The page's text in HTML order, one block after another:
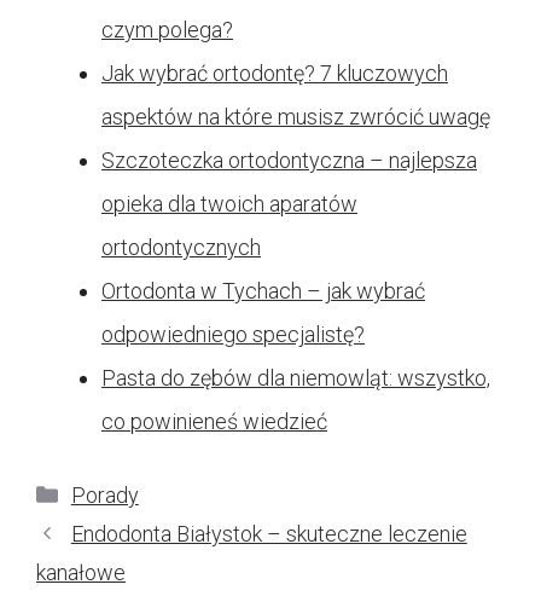
czym polega?
Jak wybrać ortodontę? 7 kluczowych
aspektów na które musisz zwrócić uwagę
Szczoteczka ortodontyczna – najlepsza
opieka dla twoich aparatów
ortodontycznych
Ortodonta w Tychach – jak wybrać
odpowiedniego specjalistę?
Pasta do zębów dla niemowląt: wszystko,
co powinieneś wiedzieć
Kategorie
Porady
Endodonta Białystok – skuteczne leczenie
kanałowe